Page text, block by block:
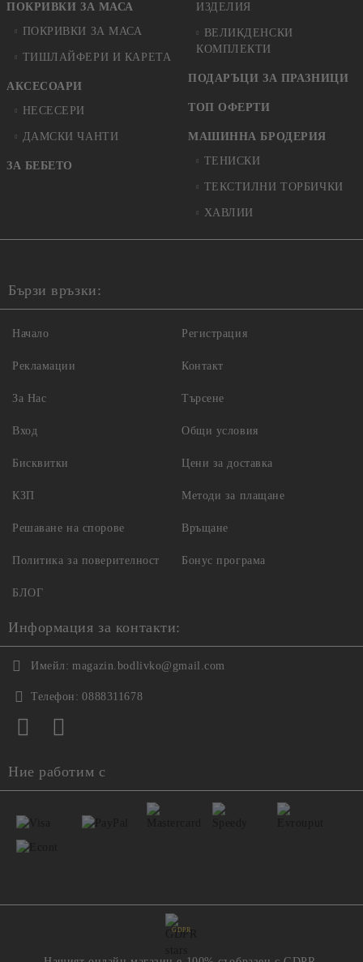
ПОКРИВКИ ЗА МАСА
ПОКРИВКИ ЗА МАСА
ТИШЛАЙФЕРИ И КАРЕТА
АКСЕСОАРИ
НЕСЕСЕРИ
ДАМСКИ ЧАНТИ
ЗА БЕБЕТО
ИЗДЕЛИЯ
ВЕЛИКДЕНСКИ
КОМПЛЕКТИ
ПОДАРЪЦИ ЗА ПРАЗНИЦИ
ТОП ОФЕРТИ
МАШИННА БРОДЕРИЯ
ТЕНИСКИ
ТЕКСТИЛНИ ТОРБИЧКИ
ХАВЛИИ
Бързи връзки:
Начало
Рекламации
За Нас
Вход
Регистрация
Контакт
Търсене
Общи условия
Бисквитки
КЗП
Решаване на спорове
Политика за поверителност
Цени за доставка
Методи за плащане
Връщане
Бонус програма
БЛОГ
Информация за контакти:
Имейл: magazin.bodlivko@gmail.com
Телефон: 0888311678
Ние работим с
GDPR